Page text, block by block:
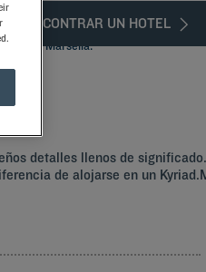
ENCONTRAR UN HOTEL
Kyriad Marsella.
detalles llenos de
de alojarse en un